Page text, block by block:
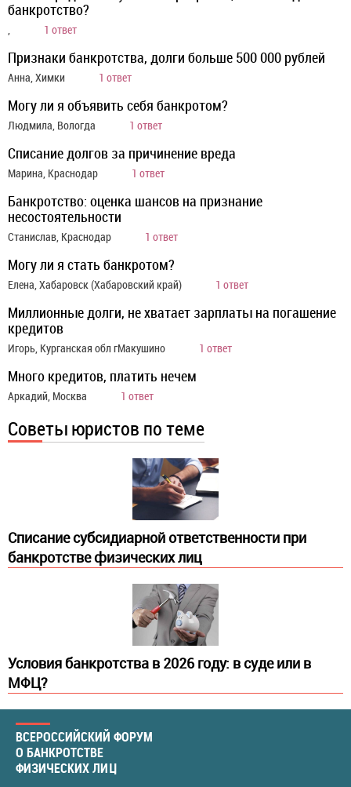
банкротство?
, 1 ответ
Признаки банкротства, долги больше 500 000 рублей
Анна, Химки 1 ответ
Могу ли я объявить себя банкротом?
Людмила, Вологда 1 ответ
Списание долгов за причинение вреда
Марина, Краснодар 1 ответ
Банкротство: оценка шансов на признание
несостоятельности
Станислав, Краснодар 1 ответ
Могу ли я стать банкротом?
Елена, Хабаровск (Хабаровский край) 1 ответ
Миллионные долги, не хватает зарплаты на погашение
кредитов
Игорь, Курганская обл гМакушино 1 ответ
Много кредитов, платить нечем
Аркадий, Москва 1 ответ
Советы юристов по теме
Списание субсидиарной ответственности при
банкротстве физических лиц
Условия банкротства в 2026 году: в суде или в
МФЦ?
ВСЕРОССИЙСКИЙ ФОРУМ
О БАНКРОТСТВЕ
ФИЗИЧЕСКИХ ЛИЦ